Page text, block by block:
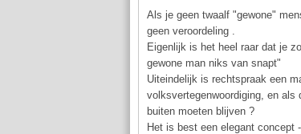
Als je geen twaalf "gewone"
geen veroordeling .
Eigenlijk is het heel raar dat je
gewone man niks van snapt"
Uiteindelijk is rechtspraak een
volksvertegenwoordiging, en
buiten moeten blijven ?
Het is best een elegant concept